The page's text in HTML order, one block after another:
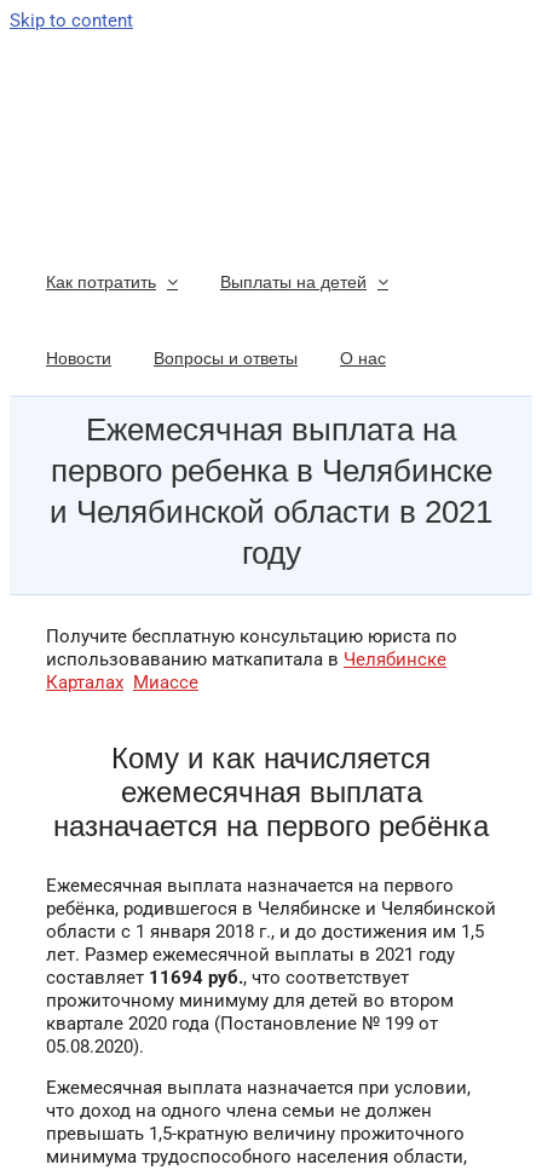
Skip to content
Как потратить Выплаты на детей
Новости Вопросы и ответы О нас
Ежемесячная выплата на
первого ребенка в Челябинске
и Челябинской области в 2021
году
Получите бесплатную консультацию юриста по
использоваванию маткапитала в Челябинске
Карталах Миассе
Кому и как начисляется
ежемесячная выплата
назначается на первого ребёнка
Ежемесячная выплата назначается на первого
ребёнка, родившегося в Челябинске и Челябинской
области с 1 января 2018 г., и до достижения им 1,5
лет. Размер ежемесячной выплаты в 2021 году
составляет 11694 руб., что соответствует
прожиточному минимуму для детей во втором
квартале 2020 года (Постановление № 199 от
05.08.2020).
Ежемесячная выплата назначается при условии,
что доход на одного члена семьи не должен
превышать 1,5-кратную величину прожиточного
минимума трудоспособного населения области,